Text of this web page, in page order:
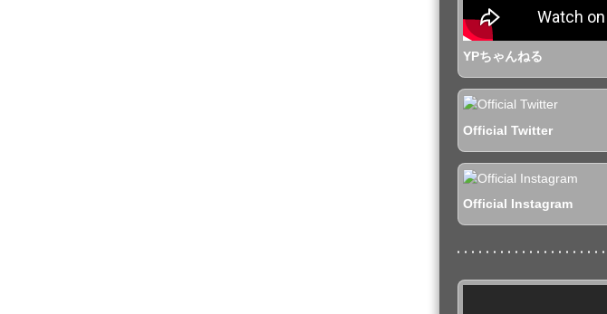
YPちゃんねる
Official Twitter
Official Instagram